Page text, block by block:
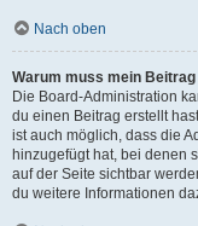
Nach oben
Warum muss mein
Die Board-Administration
du einen Beitrag erstellt
ist auch möglich, dass die
hinzugefügt hat, bei denen
auf der Seite sichtbar
du weitere Informationen